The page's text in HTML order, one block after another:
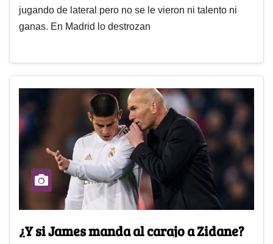
jugando de lateral pero no se le vieron ni talento ni
ganas. En Madrid lo destrozan
¿Y si James manda al carajo a Zidane?